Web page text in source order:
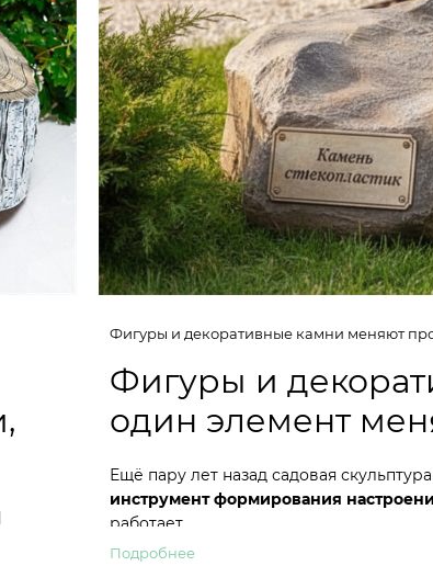
Фигуры и декоративные камни меняют
Фигуры и
один элемент
Ещё пару лет назад садовая
инструмент формирования
работает.
Подробнее